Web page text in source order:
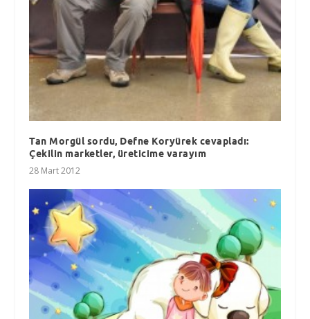
Tan Morgül sordu, Defne Koryürek cevapladı:
Çekilin marketler, üreticime varayım
28 Mart 2012